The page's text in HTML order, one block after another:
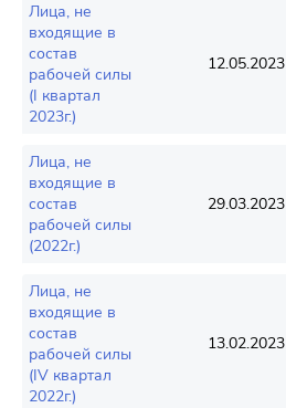
Лица, не
входящие в
состав
рабочей силы
(І квартал
2023г.)
12.05.2023
Лица, не
входящие в
состав
рабочей силы
(2022г.)
29.03.2023
Лица, не
входящие в
состав
рабочей силы
(IV квартал
2022г.)
13.02.2023